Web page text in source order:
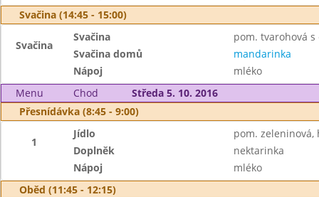
Svačina (14:45 - 15:00)
Svačina
Svačina
pom. tvarohová
Svačina domů
mandarinka
Nápoj
mléko
Menu
Chod
Středa 5. 10. 2016
Přesnídávka (8:45 - 9:00)
1
Jídlo
pom. zeleninová,
Doplněk
nektarinka
Nápoj
mléko
Oběd (11:45 - 12:15)